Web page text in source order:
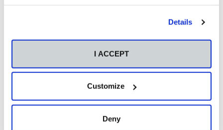
Details
I ACCEPT
Customize
Deny
julio
junio
2018
febrero